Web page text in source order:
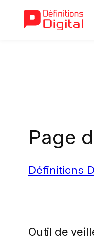
Page
Définitions
Outil de